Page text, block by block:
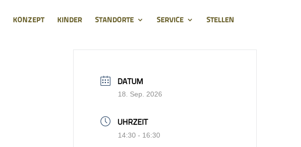
KONZEPT KINDER STANDORTE SERVICE STELLEN
DATUM
18. Sep. 2026
UHRZEIT
14:30 - 16:30